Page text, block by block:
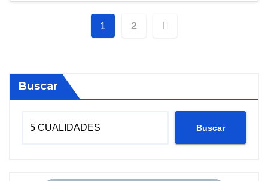
Paginación
1 2
Buscar
Buscar